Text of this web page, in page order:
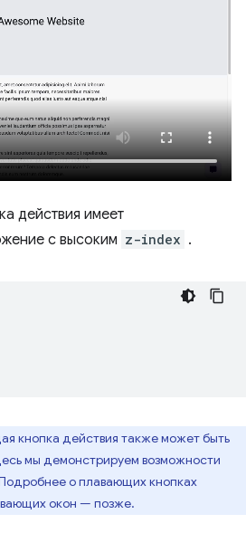
действия имеет
с высоким z-index .
кнопка действия также может быть
мы демонстрируем возможности
о плавающих кнопках
окон — позже.